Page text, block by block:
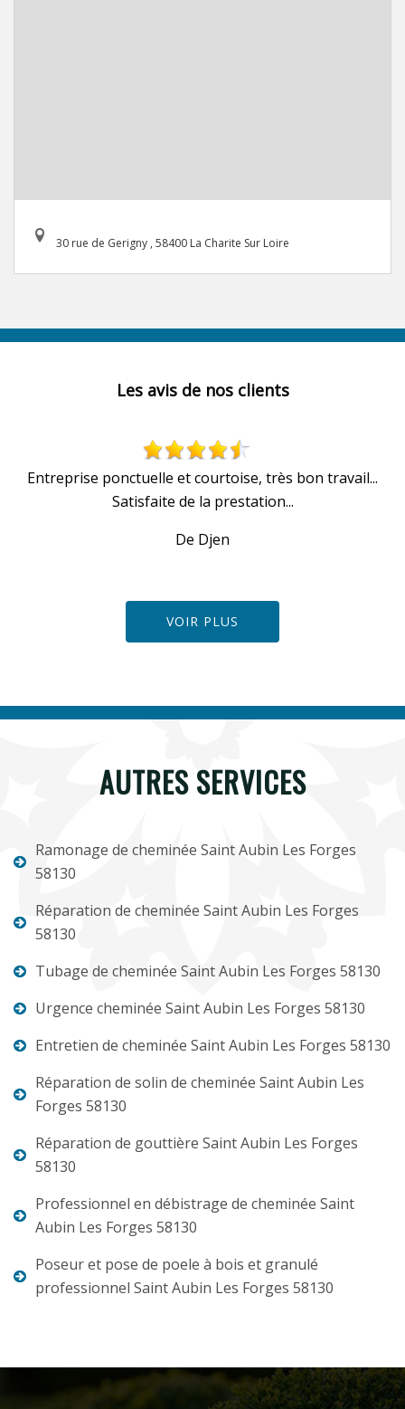
30 rue de Gerigny , 58400 La Charite Sur Loire
Les avis de nos clients
Entreprise ponctuelle et courtoise, très bon travail...
Satisfaite de la prestation...
De Djen
VOIR PLUS
AUTRES SERVICES
Ramonage de cheminée Saint Aubin Les Forges
58130
Réparation de cheminée Saint Aubin Les Forges
58130
Tubage de cheminée Saint Aubin Les Forges 58130
Urgence cheminée Saint Aubin Les Forges 58130
Entretien de cheminée Saint Aubin Les Forges 58130
Réparation de solin de cheminée Saint Aubin Les
Forges 58130
Réparation de gouttière Saint Aubin Les Forges
58130
Professionnel en débistrage de cheminée Saint
Aubin Les Forges 58130
Poseur et pose de poele à bois et granulé
professionnel Saint Aubin Les Forges 58130